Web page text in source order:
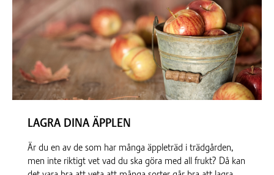
LAGRA DINA ÄPPLEN
Är du en av de som har många äppleträd i trädgården,
men inte riktigt vet vad du ska göra med all frukt? Då kan